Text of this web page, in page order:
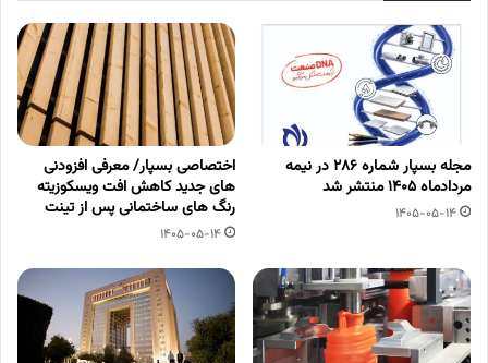
مجله بسپار شماره 286 در نیمه
مردادماه 1405 منتشر شد
1405-05-14
اختصاصی بسپار/ معرفی افزودنی
های جدید کاهش افت ویسکوزیته
رنگ های ساختمانی پس از تینت
1405-05-14